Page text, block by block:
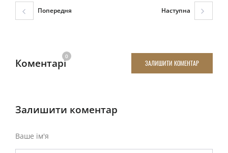
Попередня Наступна
Коментарі
0
ЗАЛИШИТИ КОМЕНТАР
Залишити коментар
Ваше ім'я